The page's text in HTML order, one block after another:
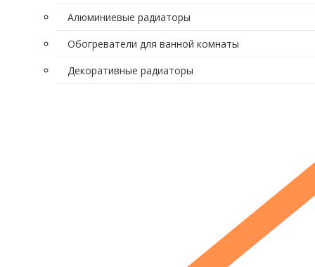
Алюминиевые радиаторы
Обогреватели для ванной комнаты
Декоративные радиаторы